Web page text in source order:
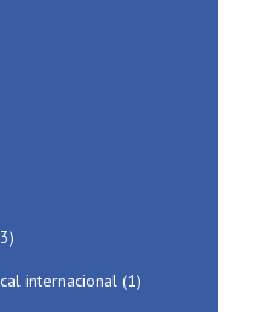
internacional (1)